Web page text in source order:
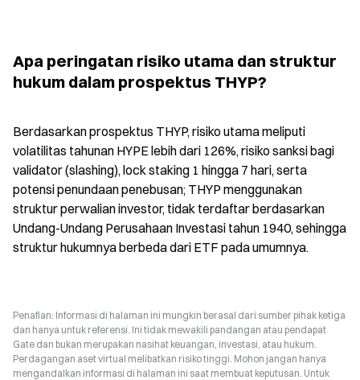
Apa peringatan risiko utama dan struktur
hukum dalam prospektus THYP?
Berdasarkan prospektus THYP, risiko utama meliputi
volatilitas tahunan HYPE lebih dari 126%, risiko sanksi bagi
validator (slashing), lock staking 1 hingga 7 hari, serta
potensi penundaan penebusan; THYP menggunakan
struktur perwalian investor, tidak terdaftar berdasarkan
Undang-Undang Perusahaan Investasi tahun 1940, sehingga
struktur hukumnya berbeda dari ETF pada umumnya.
Penafian: Informasi di halaman ini mungkin berasal dari sumber pihak ketiga
dan hanya untuk referensi. Ini tidak mewakili pandangan atau pendapat
Gate dan bukan merupakan nasihat keuangan, investasi, atau hukum.
Perdagangan aset virtual melibatkan risiko tinggi. Mohon jangan hanya
mengandalkan informasi di halaman ini saat membuat keputusan. Untuk